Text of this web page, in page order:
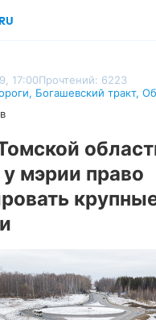
17:00Прочтений: 6223
, Богашевский тракт,
у мэрии право